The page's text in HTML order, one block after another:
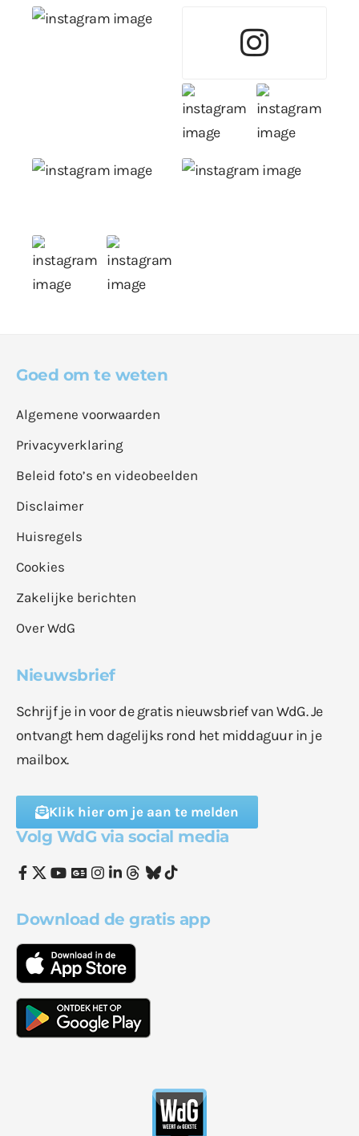
Goed om te weten
Algemene voorwaarden
Privacyverklaring
Beleid foto’s en videobeelden
Disclaimer
Huisregels
Cookies
Zakelijke berichten
Over WdG
Nieuwsbrief
Schrijf je in voor de gratis nieuwsbrief van WdG. Je
ontvangt hem dagelijks rond het middaguur in je
mailbox.
Klik hier om je aan te melden
Volg WdG via social media
Download de gratis app